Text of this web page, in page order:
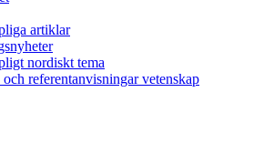
artiklar
nordiskt tema
referentanvisningar vetenskap